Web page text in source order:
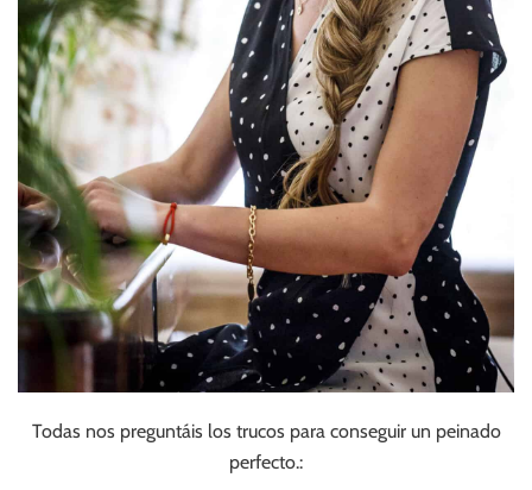
Todas nos preguntáis los trucos para conseguir un peinado
perfecto.: